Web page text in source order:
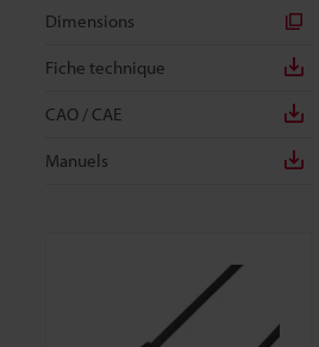
Dimensions
Fiche technique
CAO / CAE
Manuels